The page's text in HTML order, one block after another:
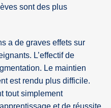
sont des plus
a de graves effets sur
L’effectif de
Le maintien
est rendu plus difficile.
tout simplement
et de réussite